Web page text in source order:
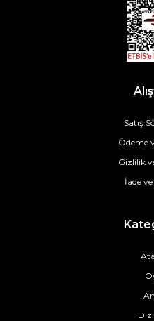
Satış
Ödeme
Gizlilik
İade